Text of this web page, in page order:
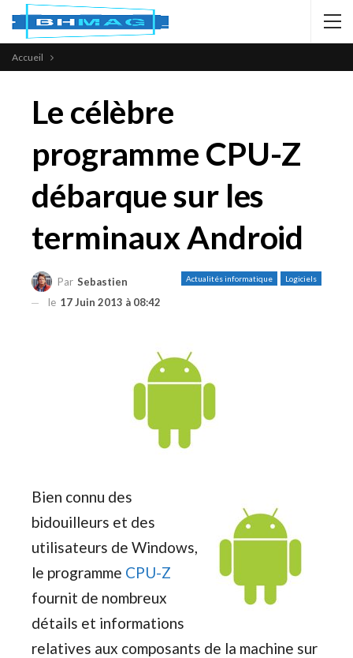
Accueil
Le célèbre
programme CPU-Z
débarque sur les
terminaux Android
Actualités informatique Logiciels
Par Sebastien
le 17 Juin 2013 à 08:42
Bien connu des
bidouilleurs et des
utilisateurs de Windows,
le programme CPU-Z
fournit de nombreux
détails et informations
relatives aux composants de la machine sur